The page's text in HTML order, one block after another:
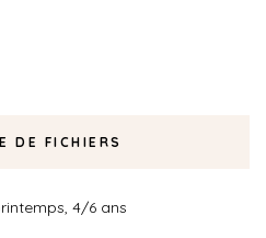
DE FICHIERS
4/6 ans